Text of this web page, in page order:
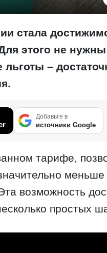
стала
этого не
–
Добавьте в
источники Google
тарифе,
меньше
возможность
простых